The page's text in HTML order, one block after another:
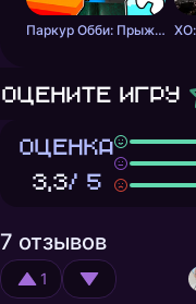
Паркур Обби: Прыжок к Победе
Оцените игру
ОЦЕНКА
3,3/ 5
7 отзывов
1